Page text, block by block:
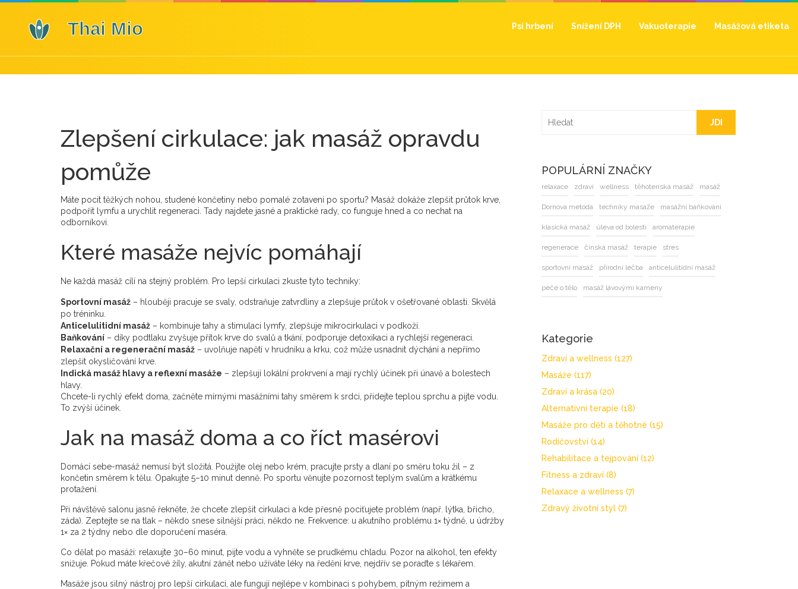
Psí hrbení Snížení DPH Vakuoterapie Masážová etiketa
Zlepšení cirkulace: jak masáž opravdu
pomůže
Máte pocit těžkých nohou, studené končetiny nebo pomalé zotavení po sportu? Masáž dokáže zlepšit průtok krve,
podpořit lymfu a urychlit regeneraci. Tady najdete jasné a praktické rady, co funguje hned a co nechat na
odborníkovi.
Které masáže nejvíc pomáhají
Ne každá masáž cílí na stejný problém. Pro lepší cirkulaci zkuste tyto techniky:
Sportovní masáž – hlouběji pracuje se svaly, odstraňuje zatvrdliny a zlepšuje průtok v ošetřované oblasti. Skvělá
po tréninku.
Anticelulitidní masáž – kombinuje tahy a stimulaci lymfy, zlepšuje mikrocirkulaci v podkoží.
Baňkování – díky podtlaku zvyšuje přítok krve do svalů a tkání, podporuje detoxikaci a rychlejší regeneraci.
Relaxační a regenerační masáž – uvolňuje napětí v hrudníku a krku, což může usnadnit dýchání a nepřímo
zlepšit okysličování krve.
Indická masáž hlavy a reflexní masáže – zlepšují lokální prokrvení a mají rychlý účinek při únavě a bolestech
hlavy.
Chcete-li rychlý efekt doma, začněte mírnými masážními tahy směrem k srdci, přidejte teplou sprchu a pijte vodu.
To zvýší účinek.
Jak na masáž doma a co říct masérovi
Domácí sebe-masáž nemusí být složitá. Použijte olej nebo krém, pracujte prsty a dlaní po směru toku žil – z
končetin směrem k tělu. Opakujte 5–10 minut denně. Po sportu věnujte pozornost teplým svalům a krátkému
protažení.
Při návštěvě salonu jasně řekněte, že chcete zlepšit cirkulaci a kde přesně pociťujete problém (např. lýtka, břicho,
záda). Zeptejte se na tlak – někdo snese silnější práci, někdo ne. Frekvence: u akutního problému 1× týdně, u údržby
1× za 2 týdny nebo dle doporučení maséra.
Co dělat po masáži: relaxujte 30–60 minut, pijte vodu a vyhněte se prudkému chladu. Pozor na alkohol, ten efekty
snižuje. Pokud máte křečové žíly, akutní zánět nebo užíváte léky na ředění krve, nejdřív se poraďte s lékařem.
Masáže jsou silný nástroj pro lepší cirkulaci, ale fungují nejlépe v kombinaci s pohybem, pitným režimem a
JDI
POPULÁRNÍ ZNAČKY
relaxace zdraví wellness těhotenská masáž masáž
Dornova metoda techniky masáže masážní baňkování
klasická masáž úleva od bolesti aromaterapie
regenerace čínská masáž terapie stres
sportovní masáž přírodní léčba anticelulitidní masáž
péče o tělo masáž lávovými kameny
Kategorie
Zdraví a wellness (127)
Masáže (117)
Zdraví a krása (20)
Alternativní terapie (18)
Masáže pro děti a těhotné (15)
Rodičovství (14)
Rehabilitace a tejpování (12)
Fitness a zdraví (8)
Relaxace a wellness (7)
Zdravý životní styl (7)